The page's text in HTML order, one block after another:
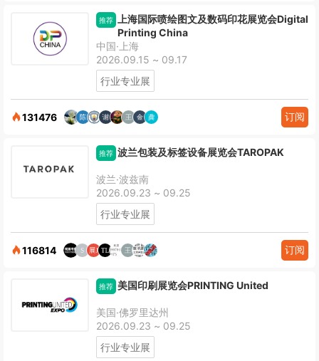
推荐
上海国际喷绘图文及数码印花展览会Digital
Printing China
中国·上海
2026.09.15 ~ 09.17
行业专业展
131476 订阅
推荐 波兰包装及标签设备展览会TAROPAK
波兰·波兹南
2026.09.23 ~ 09.25
行业专业展
116814 订阅
推荐 美国印刷展览会PRINTING United
美国·佛罗里达州
2026.09.23 ~ 09.25
行业专业展